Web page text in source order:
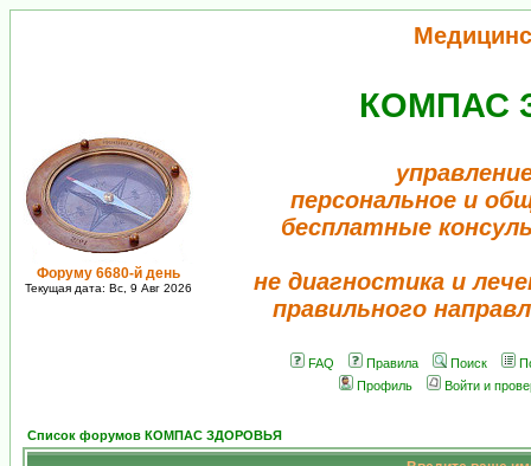
Форуму 6680-й день
Текущая дата: Вс, 9 Авг 2026
КОМПАС
персональное и
бесплатные
не диагностика и
правильного
FAQ Правила Поиск
Профиль
Войти и
Список форумов КОМПАС ЗДОРОВЬЯ